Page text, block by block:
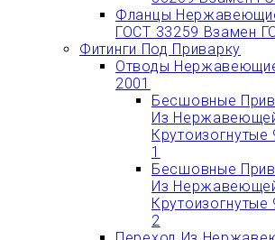
Фланцы
ГОСТ 33259 Взамен
Фитинги Под Приварку
Отводы
2001
Бесшовные
Из
Крутоизогнутые
1
Бесшовные
Из
Крутоизогнутые
2